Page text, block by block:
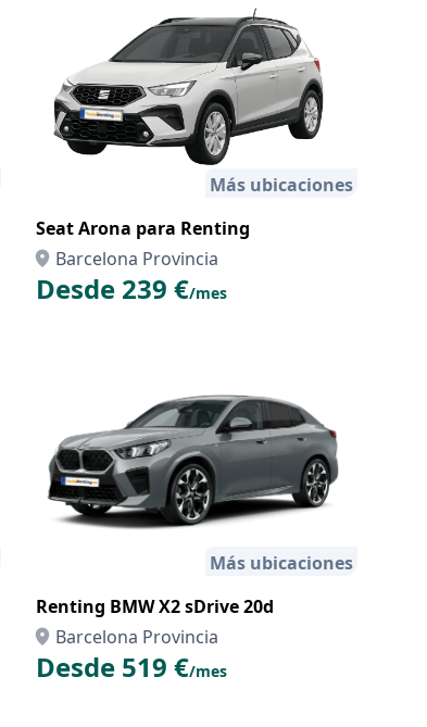
Más ubicaciones
Seat Arona para Renting
Barcelona Provincia
Desde 239 €/mes
Más ubicaciones
Renting BMW X2 sDrive 20d
Barcelona Provincia
Desde 519 €/mes